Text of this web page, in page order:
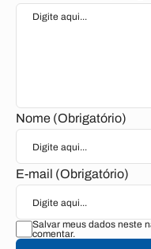
Nome (Obrigatório)
E-mail (Obrigatório)
Salvar meus dados neste
comentar.